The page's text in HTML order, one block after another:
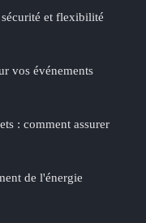
et flexibilité
vos événements
: comment assurer
de l'énergie